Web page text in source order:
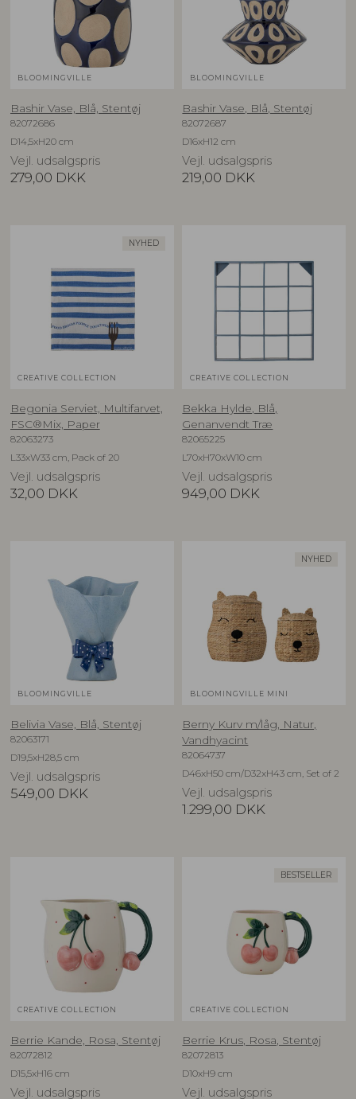
BLOOMINGVILLE
Bashir Vase, Blå, Stentøj
82072686
D14,5xH20 cm
Vejl. udsalgspris
279,00 DKK
BLOOMINGVILLE
Bashir Vase, Blå, Stentøj
82072687
D16xH12 cm
Vejl. udsalgspris
219,00 DKK
NYHED
CREATIVE COLLECTION
Begonia Serviet, Multifarvet,
FSC®Mix, Paper
82063273
L33xW33 cm, Pack of 20
Vejl. udsalgspris
32,00 DKK
CREATIVE COLLECTION
Bekka Hylde, Blå,
Genanvendt Træ
82065225
L70xH70xW10 cm
Vejl. udsalgspris
949,00 DKK
BLOOMINGVILLE
Belivia Vase, Blå, Stentøj
82063171
D19,5xH28,5 cm
Vejl. udsalgspris
549,00 DKK
NYHED
BLOOMINGVILLE MINI
Berny Kurv m/låg, Natur,
Vandhyacint
82064737
D46xH50 cm/D32xH43 cm, Set of 2
Vejl. udsalgspris
1.299,00 DKK
CREATIVE COLLECTION
Berrie Kande, Rosa, Stentøj
82072812
D15,5xH16 cm
Vejl. udsalgspris
BESTSELLER
CREATIVE COLLECTION
Berrie Krus, Rosa, Stentøj
82072813
D10xH9 cm
Vejl. udsalgspris